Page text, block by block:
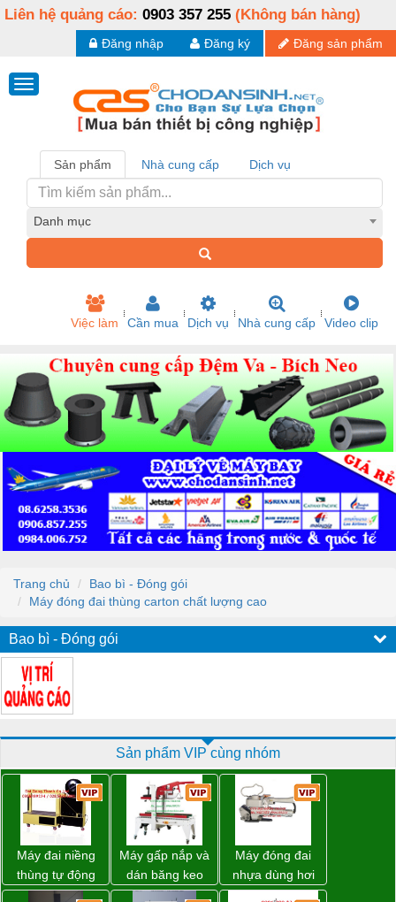
Liên hệ quảng cáo: 0903 357 255 (Không bán hàng)
Đăng sản phẩm
Đăng ký
Đăng nhập
Sản phẩm Nhà cung cấp Dịch vụ
Danh mục
Việc làm Cần mua Dịch vụ Nhà cung cấp Video clip
Trang chủ
Bao bì - Đóng gói
Máy đóng đai thùng carton chất lượng cao
Bao bì - Đóng gói
Sản phẩm VIP cùng nhóm
Máy đai niềng
thùng tự động
DBA-80A Đài
Máy gấp nắp và
dán băng keo
thùng carton tự
Máy đóng đai
nhựa dùng hơi
khí nén WP-20